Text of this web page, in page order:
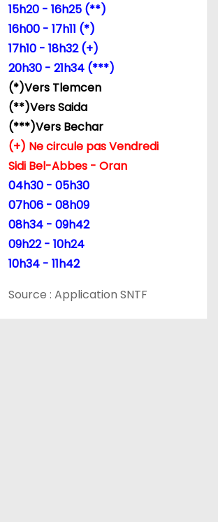
15h20 - 16h25 (**)
16h00 - 17h11 (*)
17h10 - 18h32 (+)
20h30 - 21h34 (***)
(*)Vers Tlemcen
(**)Vers Saida
(***)Vers Bechar
(+) Ne circule pas Vendredi
Sidi Bel-Abbes - Oran
04h30 - 05h30
07h06 - 08h09
08h34 - 09h42
09h22 - 10h24
10h34 - 11h42
Source : Application SNTF